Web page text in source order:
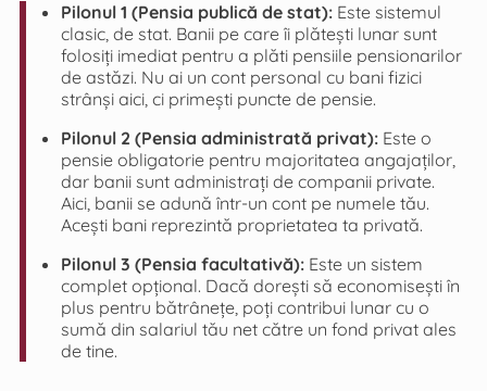
Pilonul 1 (Pensia publică de stat):Este sistemul
clasic, de stat. Banii pe care îi plătești lunar sunt
folosiți imediat pentru a plăti pensiile pensionarilor
de astăzi. Nu ai un cont personal cu bani fizici
strânși aici, ci primești puncte de pensie.
Pilonul 2 (Pensia administrată privat):Este o
pensie obligatorie pentru majoritatea angajaților,
dar banii sunt administrați de companii private.
Aici, banii se adună într-un cont pe numele tău.
Acești bani reprezintă proprietatea ta privată.
Pilonul 3 (Pensia facultativă):Este un sistem
complet opțional. Dacă dorești să economisești în
plus pentru bătrânețe, poți contribui lunar cu o
sumă din salariul tău net către un fond privat ales
de tine.